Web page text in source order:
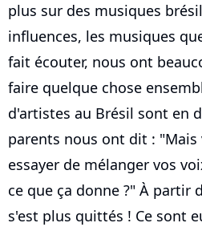
plus sur des musiques
influences, les musiques
fait écouter, nous ont
faire quelque chose
d'artistes au Brésil sont en
parents nous ont dit : "Mais
essayer de mélanger vos
ce que ça donne ?" À partir
s'est plus quittés ! Ce sont